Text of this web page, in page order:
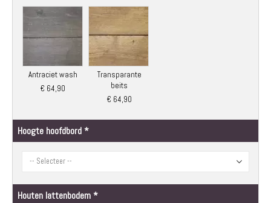
Antraciet wash
€ 64,90
Transparante
beits
€ 64,90
Hoogte hoofdbord
Houten lattenbodem